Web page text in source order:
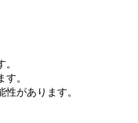
。
があります。